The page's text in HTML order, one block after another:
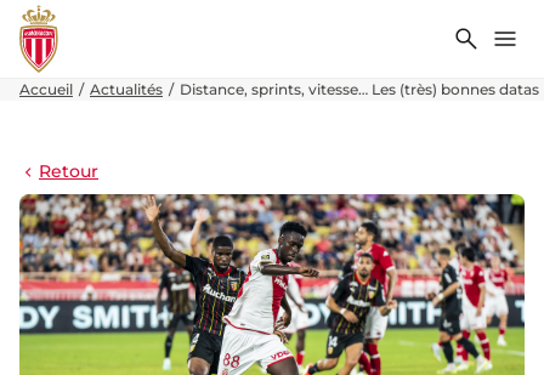
Accueil Actualités Distance, sprints, vitesse… Les (très) bonnes
Retour